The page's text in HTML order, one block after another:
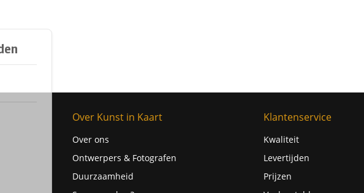
Over Kunst in Kaart
Over ons
Ontwerpers & Fotografen
Duurzaamheid
Klantenservice
Kwaliteit
Levertijden
Prijzen